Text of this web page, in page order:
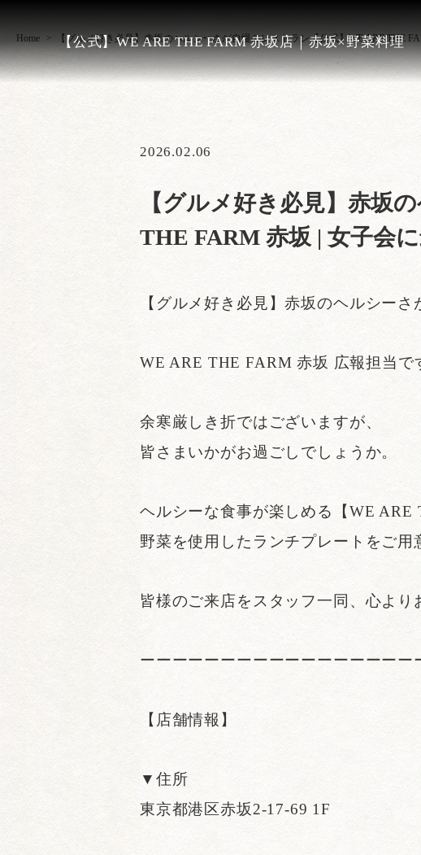
【公式】WE ARE THE FARM 赤坂店｜赤坂×野菜料理
Home 【グルメ好き必見】赤坂のヘルシーさが自慢のレストラン【公式】WE ARE THE
2026.02.06
【グルメ好き必見】赤坂
THE FARM 赤坂 | 女子会
【グルメ好き必見】赤坂のヘルシー
WE ARE THE FARM 赤坂 広報担当で
余寒厳しき折ではございますが、
皆さまいかがお過ごしでしょうか。
ヘルシーな食事が楽しめる【WE
野菜を使用したランチプレートをご用
皆様のご来店をスタッフ一同、心より
ーーーーーーーーーーーーーーーーー
【店舗情報】
▼住所
東京都港区赤坂2-17-69 1F